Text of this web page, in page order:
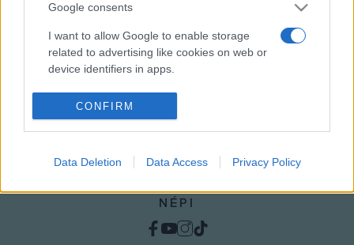
Google consents
I want to allow Google to enable storage
related to advertising like cookies on web or
device identifiers in apps.
I want to allow my user data to be sent to
Google for online advertising purposes.
personalized advertising.
I want to allow Google to enable storage
device identifiers in apps.
CONFIRM
Data Deletion Data Access Privacy Policy
NÉPI